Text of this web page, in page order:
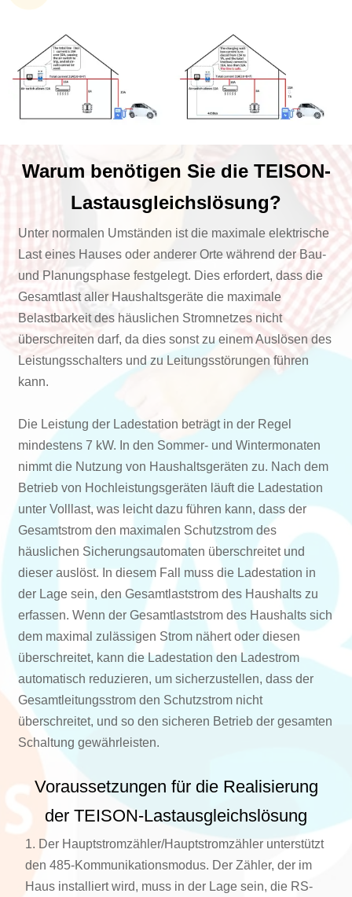
Warum benötigen Sie die TEISON-
Lastausgleichslösung?
Unter normalen Umständen ist die maximale elektrische
Last eines Hauses oder anderer Orte während der Bau-
und Planungsphase festgelegt. Dies erfordert, dass die
Gesamtlast aller Haushaltsgeräte die maximale
Belastbarkeit des häuslichen Stromnetzes nicht
überschreiten darf, da dies sonst zu einem Auslösen des
Leistungsschalters und zu Leitungsstörungen führen
kann.
Die Leistung der Ladestation beträgt in der Regel
mindestens 7 kW. In den Sommer- und Wintermonaten
nimmt die Nutzung von Haushaltsgeräten zu. Nach dem
Betrieb von Hochleistungsgeräten läuft die Ladestation
unter Volllast, was leicht dazu führen kann, dass der
Gesamtstrom den maximalen Schutzstrom des
häuslichen Sicherungsautomaten überschreitet und
dieser auslöst. In diesem Fall muss die Ladestation in
der Lage sein, den Gesamtlaststrom des Haushalts zu
erfassen. Wenn der Gesamtlaststrom des Haushalts sich
dem maximal zulässigen Strom nähert oder diesen
überschreitet, kann die Ladestation den Ladestrom
automatisch reduzieren, um sicherzustellen, dass der
Gesamtleitungsstrom den Schutzstrom nicht
überschreitet, und so den sicheren Betrieb der gesamten
Schaltung gewährleisten.
Voraussetzungen für die Realisierung
der TEISON-Lastausgleichslösung
1. Der Hauptstromzähler/Hauptstromzähler unterstützt
den 485-Kommunikationsmodus. Der Zähler, der im
Haus installiert wird, muss in der Lage sein, die RS-